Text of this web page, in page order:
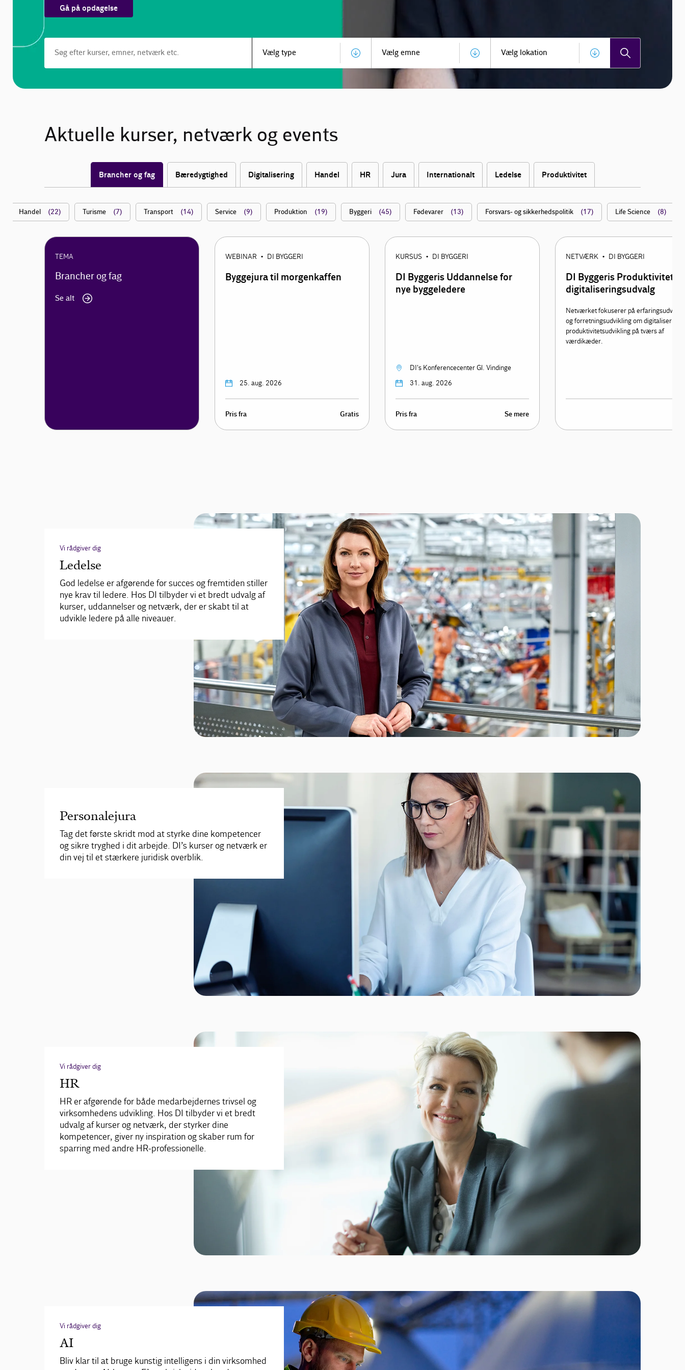
Gå på opdagelse
Vælg type Vælg lokation
Aktuelle kurser, netværk og events
Brancher og fag Bæredygtighed Digitalisering Handel HR Jura Internationalt Ledelse Produktivitet
Handel (22) Turisme (7) Transport (14) Service (9) Produktion (19) Byggeri (45) Fødevarer (13) Forsvars- og sikkerhedspolitik (17) Life Science (8)
TEMA
Brancher og fag
Se alt
WEBINAR • DI BYGGERI
Byggejura til morgenkaffen
25. aug. 2026
Pris fra Gratis
KURSUS • DI BYGGERI
DI Byggeris Uddannelse for
nye byggeledere
DI's Konferencecenter Gl. Vindinge
31. aug. 2026
Pris fra Se mere
NETVÆRK • DI BYGGERI
DI Byggeris Produktivitets-
digitaliseringsudvalg
Netværket fokuserer på
og forretningsudvikling om digitalisering
produktivitetsudvikling på tværs af
værdikæder.
Vi rådgiver dig
Ledelse
God ledelse er afgørende for succes og fremtiden stiller
nye krav til ledere. Hos DI tilbyder vi et bredt udvalg af
kurser, uddannelser og netværk, der er skabt til at
udvikle ledere på alle niveauer.
Personalejura
Tag det første skridt mod at styrke dine kompetencer
og sikre tryghed i dit arbejde. DI’s kurser og netværk er
din vej til et stærkere juridisk overblik.
Vi rådgiver dig
HR
HR er afgørende for både medarbejdernes trivsel og
virksomhedens udvikling. Hos DI tilbyder vi et bredt
udvalg af kurser og netværk, der styrker dine
kompetencer, giver ny inspiration og skaber rum for
sparring med andre HR-professionelle.
Vi rådgiver dig
AI
Bliv klar til at bruge kunstig intelligens i din virksomhed